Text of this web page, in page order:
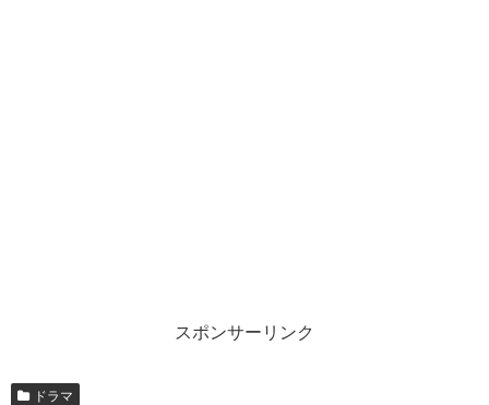
スポンサーリンク
ドラマ